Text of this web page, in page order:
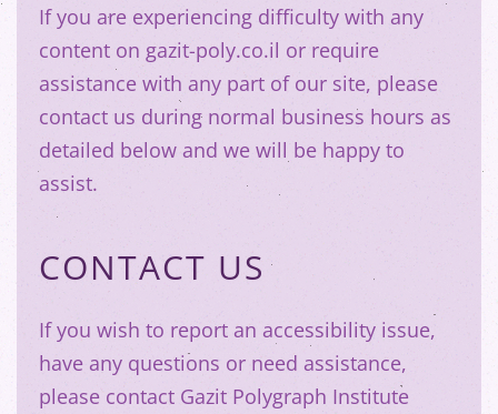
If you are experiencing difficulty with any
content on gazit-poly.co.il or require
assistance with any part of our site, please
contact us during normal business hours as
detailed below and we will be happy to
assist.
CONTACT US
If you wish to report an accessibility issue,
have any questions or need assistance,
please contact Gazit Polygraph Institute